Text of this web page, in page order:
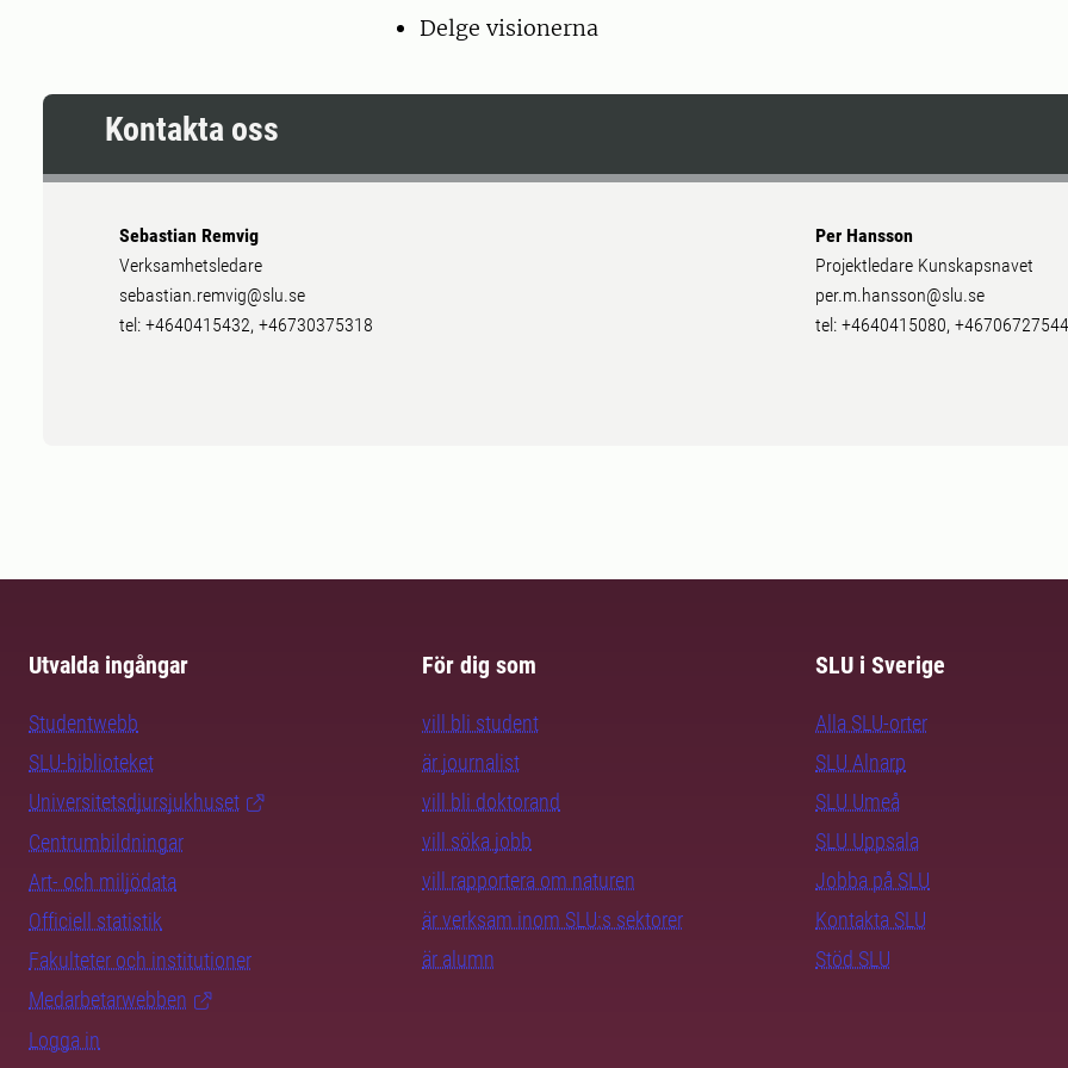
Delge visionerna
Kontakta oss
Sebastian Remvig
Verksamhetsledare
sebastian.remvig@slu.se
tel: +4640415432, +46730375318
Per Hansson
Projektledare Kunskapsnavet
per.m.hansson@slu.se
tel: +4640415080, +46706727544
Utvalda ingångar
Studentwebb
SLU-biblioteket
Universitetsdjursjukhuset
Centrumbildningar
Art- och miljödata
Officiell statistik
Fakulteter och institutioner
Medarbetarwebben
Logga in
För dig som
vill bli student
är journalist
vill bli doktorand
vill söka jobb
vill rapportera om naturen
är verksam inom SLU:s sektorer
är alumn
SLU i Sverige
Alla SLU-orter
SLU Alnarp
SLU Umeå
SLU Uppsala
Jobba på SLU
Kontakta SLU
Stöd SLU